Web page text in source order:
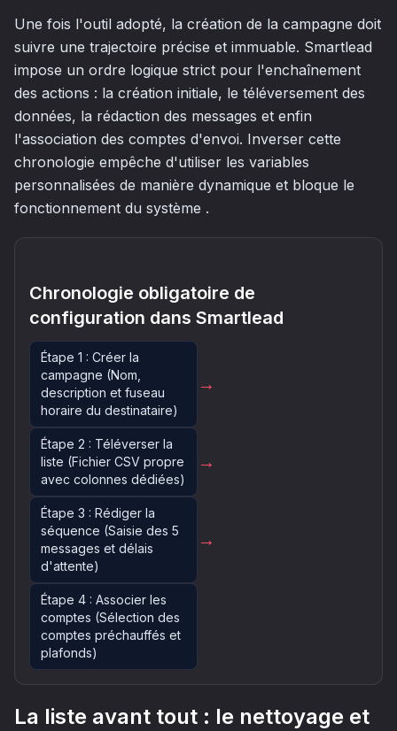
Une fois l'outil adopté, la création de la campagne doit
suivre une trajectoire précise et immuable. Smartlead
impose un ordre logique strict pour l'enchaînement
des actions : la création initiale, le téléversement des
données, la rédaction des messages et enfin
l'association des comptes d'envoi. Inverser cette
chronologie empêche d'utiliser les variables
personnalisées de manière dynamique et bloque le
fonctionnement du système .
Chronologie obligatoire de
configuration dans Smartlead
Étape 1 : Créer la
campagne (Nom,
description et fuseau
horaire du destinataire)
→
Étape 2 : Téléverser la
liste (Fichier CSV propre
avec colonnes dédiées)
→
Étape 3 : Rédiger la
séquence (Saisie des 5
messages et délais
d'attente)
→
Étape 4 : Associer les
comptes (Sélection des
comptes préchauffés et
plafonds)
La liste avant tout : le nettoyage et